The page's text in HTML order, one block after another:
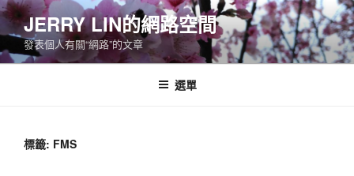
跳
至
主
要
JERRY LIN的網路空間
發表個人有關“網路”的文章
選單
標籤: FMS